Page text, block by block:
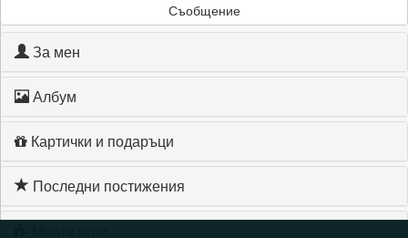
Съобщение
За мен
Албум
Картички и подаръци
Последни постижения